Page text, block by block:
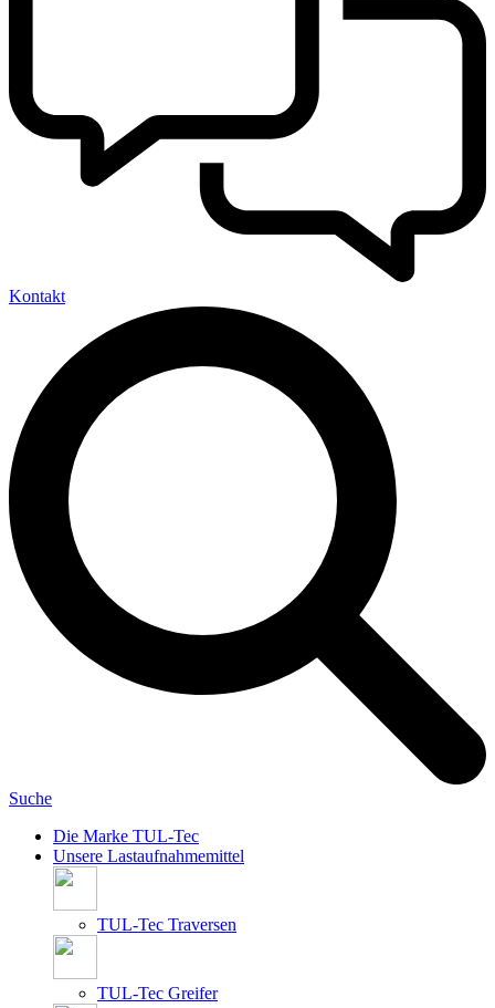
Kontakt
Suche
Die Marke TUL-Tec
Unsere Lastaufnahmemittel
TUL-Tec Traversen
TUL-Tec Greifer